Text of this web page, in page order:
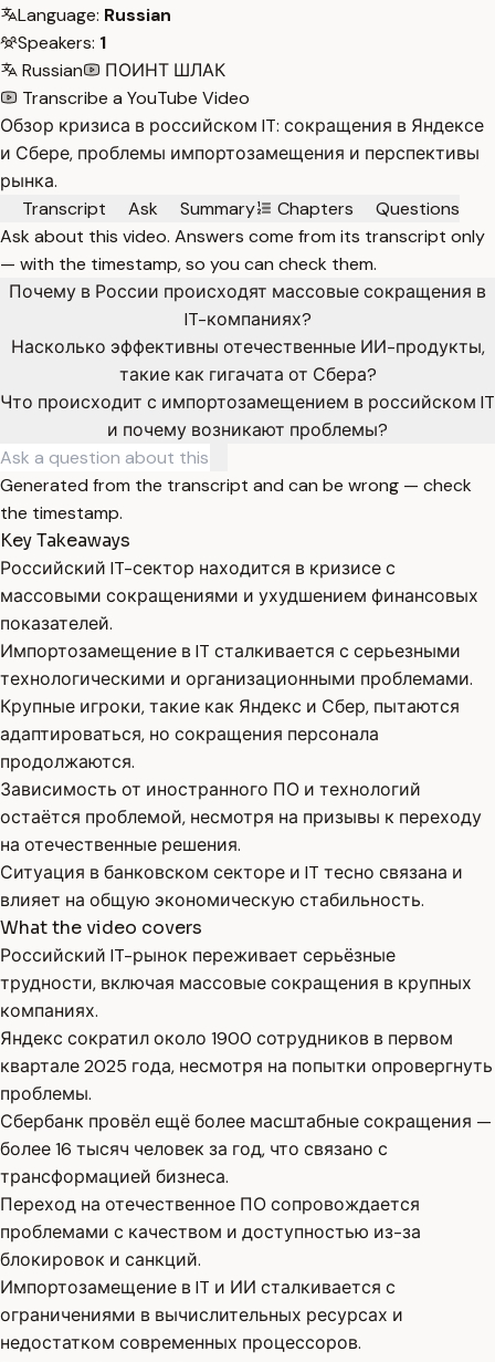
Language: Russian
Speakers: 1
Russian
ПОИНТ ШЛАК
Transcribe a YouTube Video
Обзор кризиса в российском IT: сокращения в Яндексе
и Сбере, проблемы импортозамещения и перспективы
рынка.
Transcript
Ask Summary Chapters
Questions
Ask about this video. Answers come from its transcript only
— with the timestamp, so you can check them.
Почему в России происходят массовые сокращения в
IT-компаниях?
Насколько эффективны отечественные ИИ-продукты,
такие как гигачата от Сбера?
Что происходит с импортозамещением в российском IT
и почему возникают проблемы?
Generated from the transcript and can be wrong — check
the timestamp.
Key Takeaways
Российский IT-сектор находится в кризисе с
массовыми сокращениями и ухудшением финансовых
показателей.
Импортозамещение в IT сталкивается с серьезными
технологическими и организационными проблемами.
Крупные игроки, такие как Яндекс и Сбер, пытаются
адаптироваться, но сокращения персонала
продолжаются.
Зависимость от иностранного ПО и технологий
остаётся проблемой, несмотря на призывы к переходу
на отечественные решения.
Ситуация в банковском секторе и IT тесно связана и
влияет на общую экономическую стабильность.
What the video covers
Российский IT-рынок переживает серьёзные
трудности, включая массовые сокращения в крупных
компаниях.
Яндекс сократил около 1900 сотрудников в первом
квартале 2025 года, несмотря на попытки опровергнуть
проблемы.
Сбербанк провёл ещё более масштабные сокращения —
более 16 тысяч человек за год, что связано с
трансформацией бизнеса.
Переход на отечественное ПО сопровождается
проблемами с качеством и доступностью из-за
блокировок и санкций.
Импортозамещение в IT и ИИ сталкивается с
ограничениями в вычислительных ресурсах и
недостатком современных процессоров.